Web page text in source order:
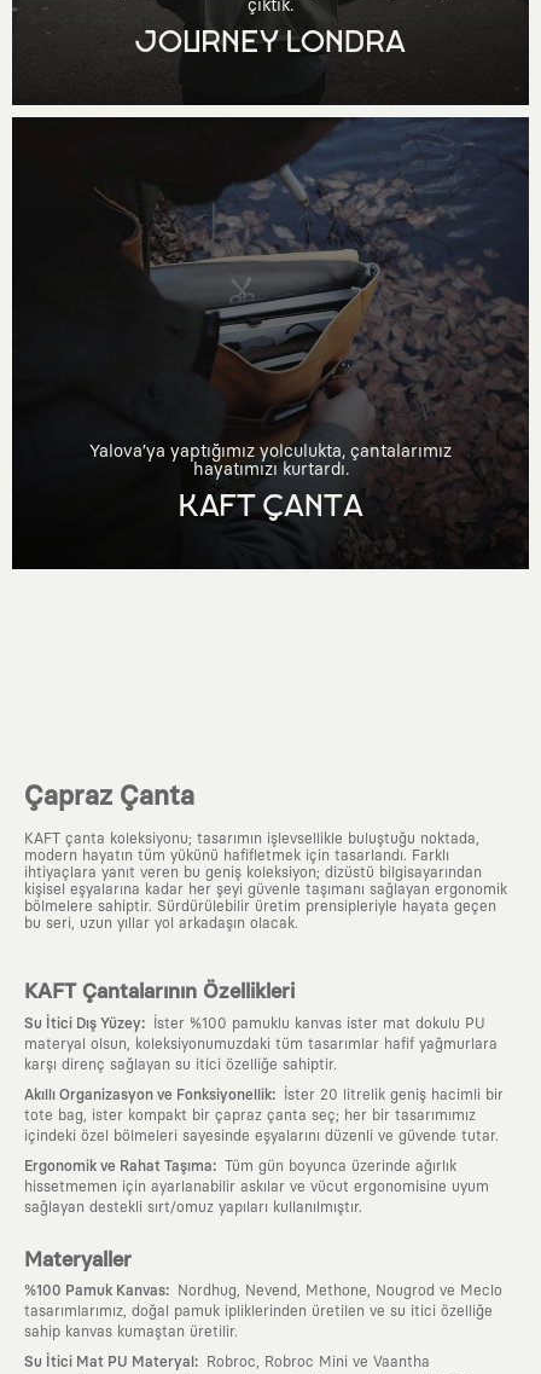
çıktık.
JOURNEY LONDRA
Yalova’ya yaptığımız yolculukta, çantalarımız
hayatımızı kurtardı.
KAFT ÇANTA
Çapraz Çanta
KAFT çanta koleksiyonu; tasarımın işlevsellikle buluştuğu noktada,
modern hayatın tüm yükünü hafifletmek için tasarlandı. Farklı
ihtiyaçlara yanıt veren bu geniş koleksiyon; dizüstü bilgisayarından
kişisel eşyalarına kadar her şeyi güvenle taşımanı sağlayan ergonomik
bölmelere sahiptir. Sürdürülebilir üretim prensipleriyle hayata geçen
bu seri, uzun yıllar yol arkadaşın olacak.
KAFT Çantalarının Özellikleri
Su İtici Dış Yüzey:
İster %100 pamuklu kanvas ister mat dokulu PU
materyal olsun, koleksiyonumuzdaki tüm tasarımlar hafif yağmurlara
karşı direnç sağlayan su itici özelliğe sahiptir.
Akıllı Organizasyon ve Fonksiyonellik:
İster 20 litrelik geniş hacimli bir
tote bag, ister kompakt bir çapraz çanta seç; her bir tasarımımız
içindeki özel bölmeleri sayesinde eşyalarını düzenli ve güvende tutar.
Ergonomik ve Rahat Taşıma: Tüm gün boyunca üzerinde ağırlık
hissetmemen için ayarlanabilir askılar ve vücut ergonomisine uyum
sağlayan destekli sırt/omuz yapıları kullanılmıştır.
Materyaller
%100 Pamuk Kanvas:
Nordhug, Nevend, Methone, Nougrod ve Meclo
tasarımlarımız, doğal pamuk ipliklerinden üretilen ve su itici özelliğe
sahip kanvas kumaştan üretilir.
Su İtici Mat PU Materyal :
Robroc, Robroc Mini ve Vaantha